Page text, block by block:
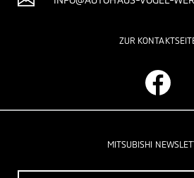
ZUR
MITSUBISHI